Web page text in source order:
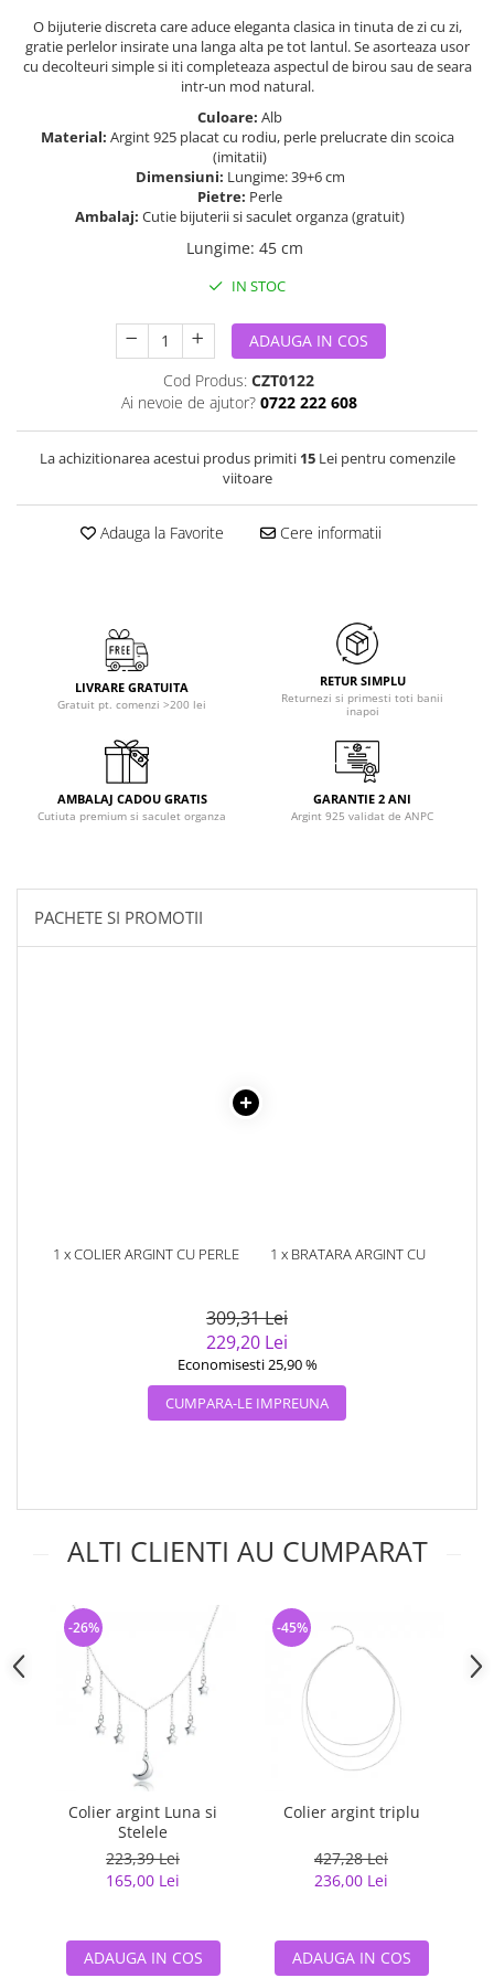
O bijuterie discreta care aduce eleganta clasica in tinuta de zi cu zi,
gratie perlelor insirate una langa alta pe tot lantul. Se asorteaza usor
cu decolteuri simple si iti completeaza aspectul de birou sau de seara
intr-un mod natural.
Culoare: Alb
Material: Argint 925 placat cu rodiu, perle prelucrate din scoica
(imitatii)
Dimensiuni: Lungime: 39+6 cm
Pietre: Perle
Ambalaj: Cutie bijuterii si saculet organza (gratuit)
Lungime: 45 cm
IN STOC
ADAUGA IN COS
Cod Produs: CZT0122
Ai nevoie de ajutor? 0722 222 608
La achizitionarea acestui produs primiti 15Lei pentru comenzile
viitoare
Adauga la Favorite Cere informatii
LIVRARE GRATUITA
Gratuit pt. comenzi >200 lei
RETUR SIMPLU
Returnezi si primesti toti banii
inapoi
AMBALAJ CADOU GRATIS
Cutiuta premium si saculet organza
GARANTIE 2 ANI
Argint 925 validat de ANPC
PACHETE SI PROMOTII
1 x COLIER ARGINT CU PERLE
1 x BRATARA ARGINT CU
309,31 Lei
229,20 Lei
Economisesti 25,90 %
CUMPARA-LE IMPREUNA
ALTI CLIENTI AU CUMPARAT
Colier argint Luna si
Stelele
223,39 Lei
165,00 Lei
-26%
ADAUGA IN COS
Colier argint triplu
427,28 Lei
236,00 Lei
-45%
ADAUGA IN COS